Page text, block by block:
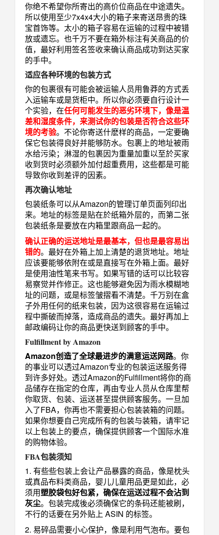
你绝不希望你所寄出的高价位商品在中途遗失。
所以使用至少7x4x4大小的箱子来寄送昂贵的珠
宝首饰等。太小的箱子容易在运输的过程中被错
放或遗忘。也千万不要在箱外标注有关商品的价
值，最好利用签名签收来确认商品成功到达买家
的手中。
适应各种环境的包装方式
你的包裹很有可能会被运输人员用鲁莽的方式丢
入运输车或是货柜中。所以你必须要自行设计一
个实验，在任何可能发生的恶劣环境下，像是温
差和湿度条件，来测试你的包装是否符合这些环
境的考验。不论你寄送什麽样的商品，一定要确
保它包装得良好并能够防水。包裹上的地址被雨
水给污染；淋湿的包裹因为重量加重以至於买家
收到货时必须额外加付超重费用，这些都是可能
导致你收到差评的因素。
再次确认地址
包装纸条可以从Amazon的管理订单页面列印出
来。地址的标签是贴在於纸箱外层的，而第二张
包装纸条是要放在内箱里跟商品一起的。
确认正确的运送地址是最基本，但也是最容易出
错的。最好在外箱上加上清楚的退货地址。地址
应该要能够依附在或是直接写在外箱上面。最好
是使用油性笔来书写。如果写错的话可以比较容
易察觉并作修正。这也能够避免因为雨水模糊地
址的问题，或是标签皱摺看不清楚。千万别在盒
子外用任何的纸来包装，因为这很容易在运输过
程中撕破而掉落，造成商品的遗失。最好再加上
邮政编码让你的商品更快送到顾客的手中。
Fulfillment by Amazon
Amazon创造了全球最进步的满意运送网路。你
的事业可以透过Amazon专业的包装运送服务得
到许多好处。透过Amazon的Fulfillment将你的商
品储存在指定的仓库，再由专业人员从仓库里帮
你取货、包装、运送甚至提供顾客服务。一旦加
入了FBA，你再也不需要担心包装装箱的问题。
如果你想要自己完成所有的包装与装箱，请牢记
以上包装上的要点，确保提供顾客一个国际水准
的购物体验。
FBA包装须知
1. 有些些包装上会让产品暴露的商品，像是枕头
或真品布料类商品，婴儿儿童用品更是如此，必
须用塑胶袋包好包紧，确保在运送过程不会沾到
灰尘。包装完成後必须确保它的条码还能被刷，
不行的话要在另外贴上 ASIN 的标签。
2. 易碎品需要小心保护，像是利用气泡布。要包